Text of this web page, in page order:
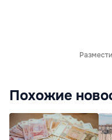
Похожие